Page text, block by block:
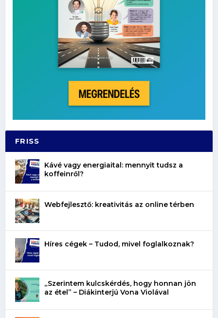
FRISS
Kávé vagy energiaital: mennyit tudsz a
koffeinről?
Webfejlesztő: kreativitás az online térben
Híres cégek – Tudod, mivel foglalkoznak?
„Szerintem kulcskérdés, hogy honnan jön
az étel” – Diákinterjú Vona Violával